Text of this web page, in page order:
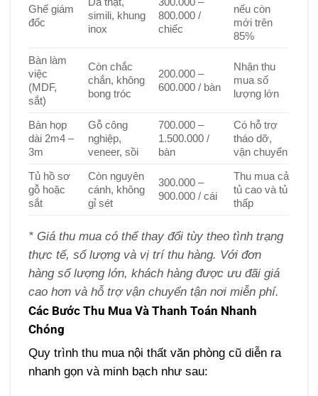
Ghế giám
đốc
simili, khung
inox
800.000 /
chiếc
nếu còn
mới trên
85%
Bàn làm
việc
(MDF,
sắt)
Còn chắc
chắn, không
bong tróc
200.000 –
600.000 / bàn
Nhận thu
mua số
lượng lớn
Bàn họp
dài 2m4 –
3m
Gỗ công
nghiệp,
veneer, sồi
700.000 –
1.500.000 /
bàn
Có hỗ trợ
tháo dỡ,
vận chuyển
Tủ hồ sơ
gỗ hoặc
sắt
Còn nguyên
cánh, không
gỉ sét
300.000 –
900.000 / cái
Thu mua cả
tủ cao và tủ
thấp
* Giá thu mua có thể thay đổi tùy theo tình trạng
thực tế, số lượng và vị trí thu hàng. Với đơn
hàng số lượng lớn, khách hàng được ưu đãi giá
cao hơn và hỗ trợ vận chuyển tận nơi miễn phí.
Các Bước Thu Mua Và Thanh Toán Nhanh
Chóng
Quy trình thu mua nội thất văn phòng cũ diễn ra
nhanh gọn và minh bạch như sau: